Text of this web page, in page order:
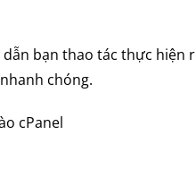
bạn thao tác thực hiện
chóng.
cPanel